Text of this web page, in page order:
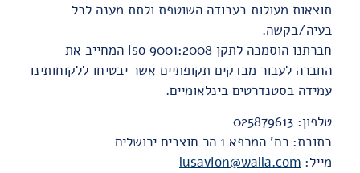
תוצאות מעולות בעבודה השוטפת ולתת מענה לכל
בעיה/בקשה.
חברתנו הוסמכה לתקן iso 9001:2008 המחייב את
החברה לעבור מבדקים תקופתיים אשר יבטיחו ללקוחותינו
עמידה בסטנדרטים בינלאומיים.
טלפון: 025879613
כתובת: רח' המרפא 1 הר חוצבים ירושלים
מייל: lusavion@walla.com